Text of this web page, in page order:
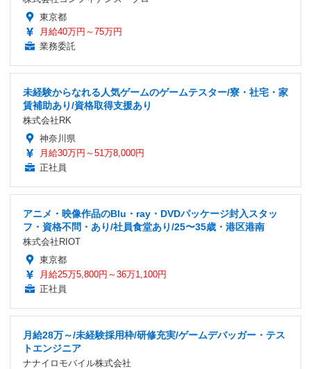
東京都
月給40万円～75万円
業務委託
未経験からなれる人気ゲームのゲームテスター/寮・社宅・家
賃補助あり/資格取得支援あり
株式会社RK
神奈川県
月給30万円～51万8,000円
正社員
アニメ・映像作品のBlu・ray・DVDパッケージ封入スタッ
フ・資格不問・あり/社員食堂あり/25〜35歳・港区港南
株式会社RIOT
東京都
月給25万5,800円～36万1,100円
正社員
月給28万～/未経験採用枠/研修充実/ゲームデバッガー・テス
トエンジニア
ナナイロモバイル株式会社